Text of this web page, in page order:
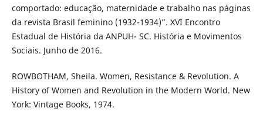
comportado: educação, maternidade e trabalho nas páginas
da revista Brasil feminino (1932-1934)”. XVI Encontro
Estadual de História da ANPUH- SC. História e Movimentos
Sociais. Junho de 2016.
ROWBOTHAM, Sheila. Women, Resistance & Revolution. A
History of Women and Revolution in the Modern World. New
York: Vintage Books, 1974.